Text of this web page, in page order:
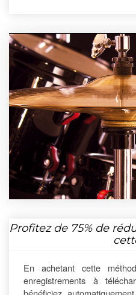
Profitez de 75%de
En achetant cette
enregistrements à